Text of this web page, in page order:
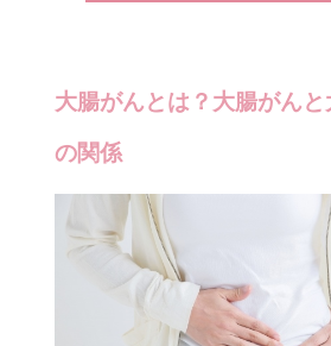
大腸がんとは？大腸がん
の関係